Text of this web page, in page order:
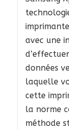
avec une
données
laquelle
cette
la norme
méthode